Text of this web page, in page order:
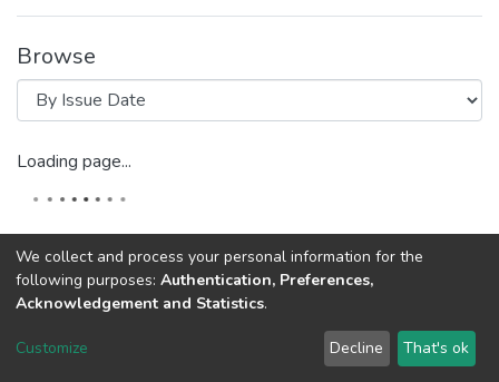
Browse
Loading page...
Dspace & Volodymyr Dahl East Ukrainian National University
LYRASIS
Send Feedback
We collect and process your personal information for the
following purposes: Authentication, Preferences,
Acknowledgement and Statistics.
Customize Decline That's ok